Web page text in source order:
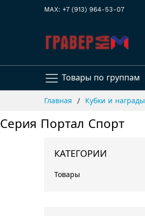
MAX: +7 (913) 964-53-07
Товары по группам
Content
Главная Кубки и награды
Серия Портал Спорт
КАТЕГОРИИ
Товары